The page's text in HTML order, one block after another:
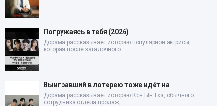
Погружаясь в тебя (2026)
Дорама рассказывает историю популярной актрисы,
которая после загадочного
Выигравший в лотерею тоже идёт на
Дорама рассказывает историю Кон Ын Тхэ, обычного
сотрудника отдела продаж,